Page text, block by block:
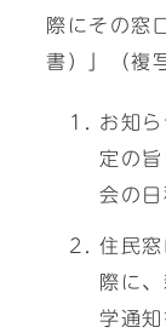
際にその窓
書）」（複
お知
定の
会の日
住民
際に
学通